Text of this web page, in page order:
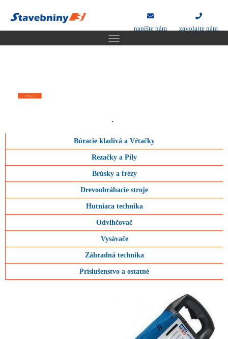
napíšte nám zavolajte nám
idem na to
ponuka reziva,
Búracie kladivá a Vŕtačky
Rezačky a Píly
Brúsky a frézy
Drevoobrábacie stroje
Hutniaca technika
Odvlhčovač
Vysávače
Záhradná technika
Príslušenstvo a ostatné